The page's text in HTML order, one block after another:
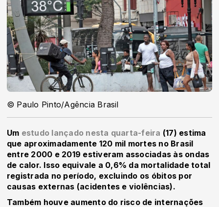
© Paulo Pinto/Agência Brasil
Um estudo lançado nesta quarta-feira (17) estima
que aproximadamente 120 mil mortes no Brasil
entre 2000 e 2019 estiveram associadas às ondas
de calor. Isso equivale a 0,6% da mortalidade total
registrada no período, excluindo os óbitos por
causas externas (acidentes e violências).
Também houve aumento do risco de internações